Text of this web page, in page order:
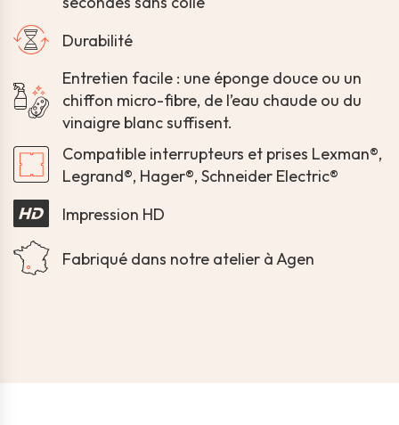
Durabilité
Entretien facile : une éponge douce ou un
chiffon micro-fibre, de l’eau chaude ou du
vinaigre blanc suffisent.
Compatible interrupteurs et prises Lexman®,
Legrand®, Hager®, Schneider Electric®
Impression HD
Fabriqué dans notre atelier à Agen